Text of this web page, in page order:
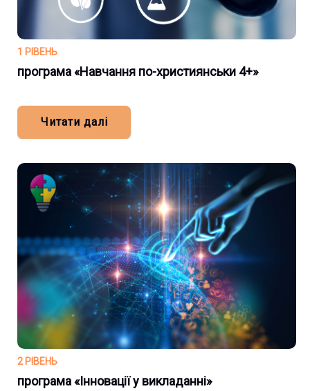
1 РІВЕНЬ
програма «Навчання по-християнськи 4+»
Читати далі
2 РІВЕНЬ
програма «Інновації у викладанні»